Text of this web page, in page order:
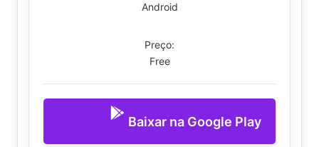
Android
Preço:
Free
Baixar na Google Play